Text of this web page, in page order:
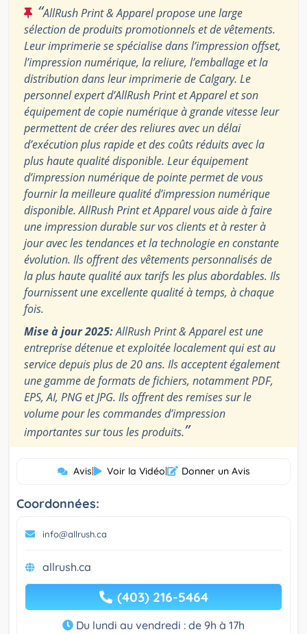
“AllRush Print & Apparel propose une large
sélection de produits promotionnels et de vêtements.
Leur imprimerie se spécialise dans l’impression offset,
l’impression numérique, la reliure, l’emballage et la
distribution dans leur imprimerie de Calgary. Le
personnel expert d’AllRush Print et Apparel et son
équipement de copie numérique à grande vitesse leur
permettent de créer des reliures avec un délai
d’exécution plus rapide et des coûts réduits avec la
plus haute qualité disponible. Leur équipement
d’impression numérique de pointe permet de vous
fournir la meilleure qualité d’impression numérique
disponible. AllRush Print et Apparel vous aide à faire
une impression durable sur vos clients et à rester à
jour avec les tendances et la technologie en constante
évolution. Ils offrent des vêtements personnalisés de
la plus haute qualité aux tarifs les plus abordables. Ils
fournissent une excellente qualité à temps, à chaque
fois.
Mise à jour 2025:AllRush Print & Apparel est une
entreprise détenue et exploitée localement qui est au
service depuis plus de 20 ans. Ils acceptent également
une gamme de formats de fichiers, notamment PDF,
EPS, AI, PNG et JPG. Ils offrent des remises sur le
volume pour les commandes d’impression
importantes sur tous les produits.”
Avis| Voir la Vidéo| Donner un Avis
Coordonnées:
info@allrush.ca
allrush.ca
(403) 216-5464
Du lundi au vendredi : de 9h à 17h